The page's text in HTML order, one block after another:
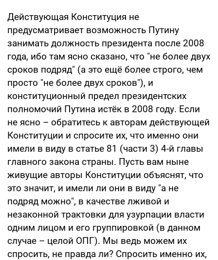
Действующая Конституция не
предусматривает возможность Путину
занимать должность президента после 2008
года, ибо там ясно сказано, что "не более двух
сроков подряд" (а это ещё более строго, чем
просто "не более двух сроков"), и
конституционный предел президентских
полномочий Путина истёк в 2008 году. Если
не ясно – обратитесь к авторам действующей
Конституции и спросите их, что именно они
имели в виду в статье 81 (части 3) 4-й главы
главного закона страны. Пусть вам ныне
живущие авторы Конституции объяснят, что
это значит, и имели ли они в виду "а не
подряд можно", в качестве лживой и
незаконной трактовки для узурпации власти
одним лицом и его группировкой (в данном
случае – целой ОПГ). Мы ведь можем их
спросить, не правда ли? Спросить именно их,